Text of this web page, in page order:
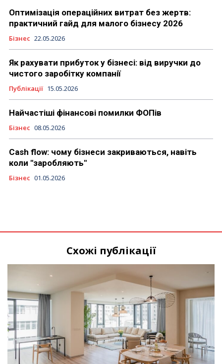
Оптимізація операційних витрат без жертв:
практичний гайд для малого бізнесу 2026
Бізнес 22.05.2026
Як рахувати прибуток у бізнесі: від виручки до
чистого заробітку компанії
Публікації 15.05.2026
Найчастіші фінансові помилки ФОПів
Бізнес 08.05.2026
Cash flow: чому бізнеси закриваються, навіть
коли "заробляють"
Бізнес 01.05.2026
Схожі публікації